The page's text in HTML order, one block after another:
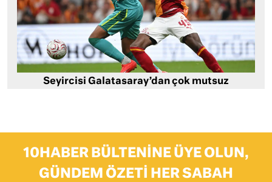
Seyircisi Galatasaray’dan çok mutsuz
10HABER BÜLTENINE ÜYE OLUN,
GÜNDEM ÖZETI HER SABAH